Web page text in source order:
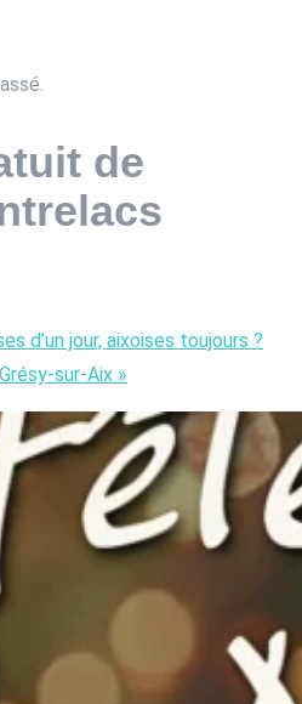
de
d’un jour, aixoises toujours ?
sur-Aix »